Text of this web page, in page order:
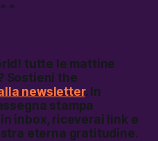
*
tutte le mattine
Sostieni the
newsletter. In
stampa
inbox, riceverai link e
eterna gratitudine.